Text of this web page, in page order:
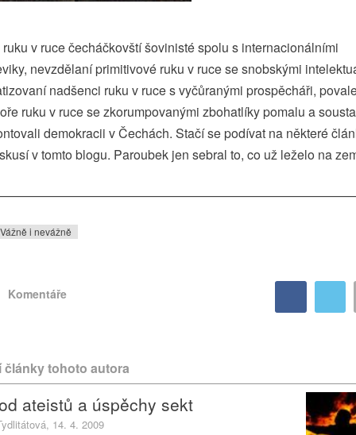
v ruce čecháčkovští šovinisté spolu s internacionálními
nevzdělaní primitivové ruku v ruce se snobskými
nadšenci ruku v ruce s vyčůranými prospěcháři,
ruku v ruce se zkorumpovanými zbohatlíky pomalu a
demokracii v Čechách. Stačí se podívat na některé
v tomto blogu. Paroubek jen sebral to, co už leželo na
Vážně i nevážně
Komentáře
články tohoto autora
ateistů a úspěchy sekt
14. 4. 2009